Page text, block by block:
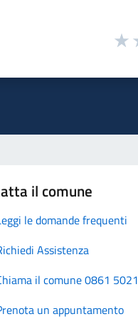
il comune
le domande frequenti
Assistenza
il comune 0861 5021
un appuntamento